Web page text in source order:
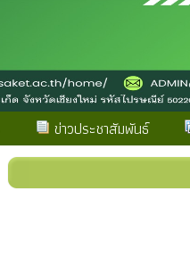
ข่าวประชาสัมพันธ์